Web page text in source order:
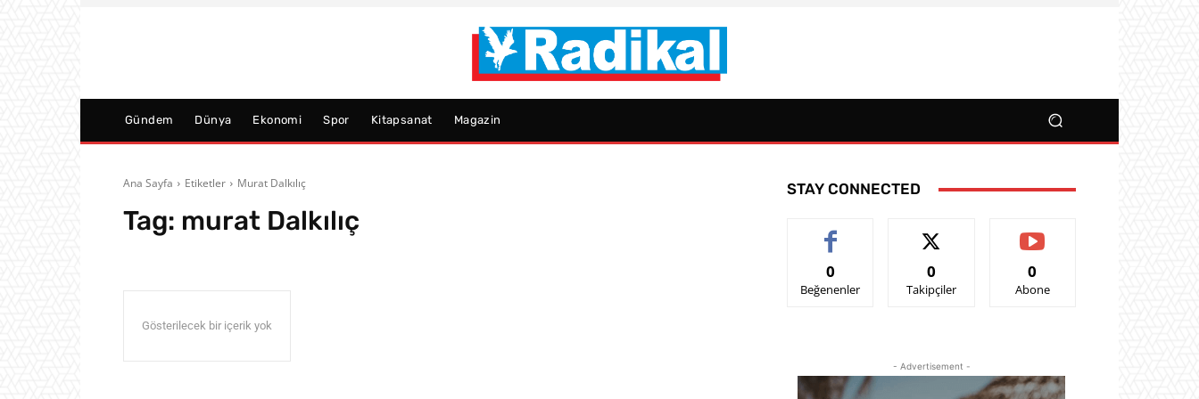
Gündem Dünya Ekonomi Spor Kitapsanat Magazin
Ana Sayfa Etiketler Murat Dalkılıç
Tag: murat Dalkılıç
Gösterilecek bir içerik yok
STAY CONNECTED
0
Beğenenler
0
Takipçiler
0
Abone
- Advertisement -